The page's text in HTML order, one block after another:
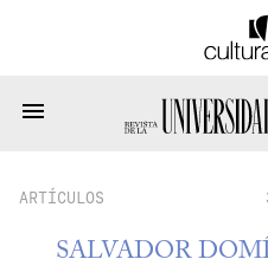
ARTÍCULOS
SALVADOR